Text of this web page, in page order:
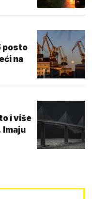
posto
na
i više
Imaju